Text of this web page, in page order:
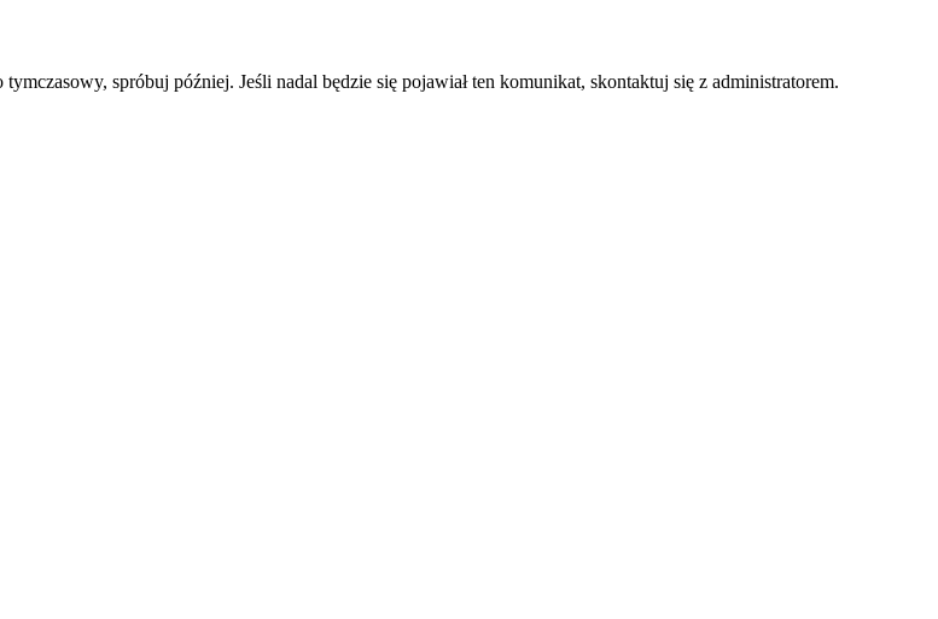
spróbuj później. Jeśli nadal będzie się pojawiał ten komunikat, skontaktuj się z administratorem.